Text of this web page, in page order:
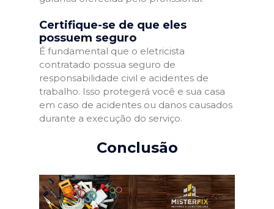
Certifique-se de que eles
possuem seguro
É fundamental que o eletricista
contratado possua seguro de
responsabilidade civil e acidentes de
trabalho. Isso protegerá você e sua casa
em caso de acidentes ou danos causados
durante a execução do serviço.
Conclusão